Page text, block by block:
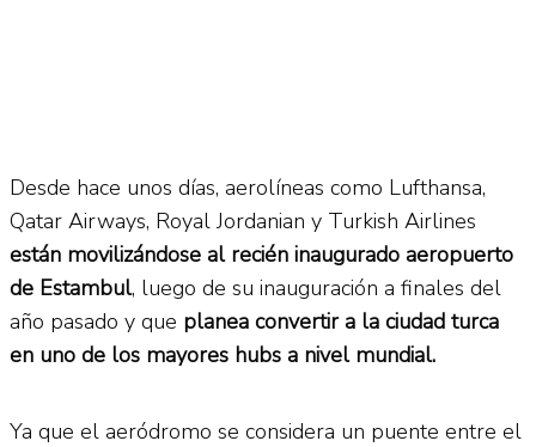
Desde hace unos días, aerolíneas como Lufthansa,
Qatar Airways, Royal Jordanian y Turkish Airlines
están movilizándose al recién inaugurado aeropuerto
de Estambul, luego de su inauguración a finales del
año pasado y que planea convertir a la ciudad turca
en uno de los mayores hubs a nivel mundial.
Ya que el aeródromo se considera un puente entre el